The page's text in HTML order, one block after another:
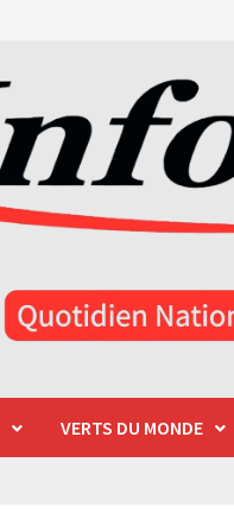
VERTS DU MONDE